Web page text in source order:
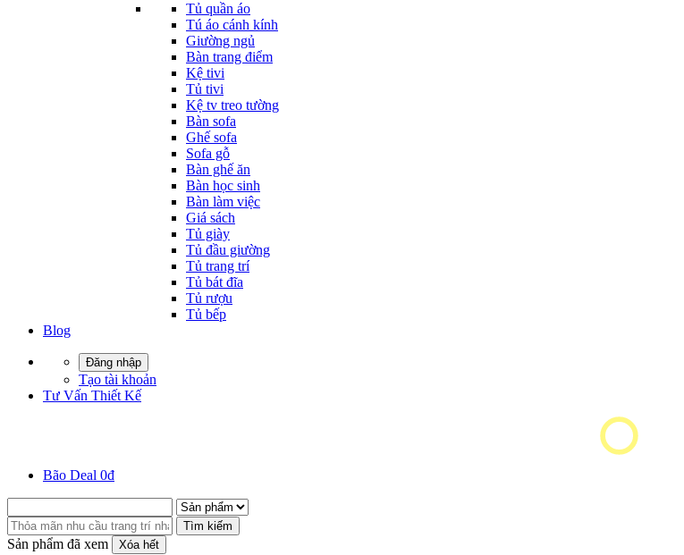
Tủ quần áo
Tú áo cánh kính
Giường ngủ
Bàn trang điểm
Kệ tivi
Tủ tivi
Kệ tv treo tường
Bàn sofa
Ghế sofa
Sofa gỗ
Bàn ghế ăn
Bàn học sinh
Bàn làm việc
Giá sách
Tủ giày
Tủ đầu giường
Tủ trang trí
Tủ bát đĩa
Tủ rượu
Tủ bếp
Blog
Đăng nhập
Tạo tài khoản
Tư Vấn Thiết Kế
Bão Deal 0đ
Tìm kiếm
Sản phẩm đã xem Xóa hết